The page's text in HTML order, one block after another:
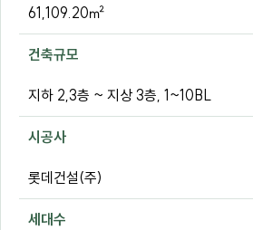
61,109.20㎡
건축규모
지하 2,3층 ~ 지상 3층, 1~10BL
시공사
롯데건설(주)
세대수